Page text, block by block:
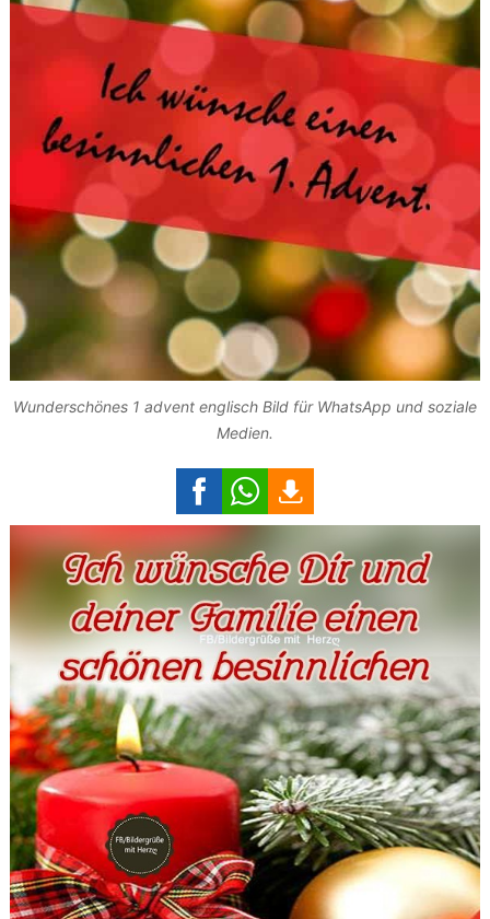
Wunderschönes 1 advent englisch Bild für WhatsApp und soziale
Medien.